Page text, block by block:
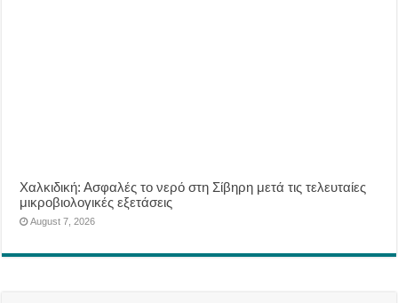
Χαλκιδική: Ασφαλές το νερό στη Σίβηρη μετά τις τελευταίες
μικροβιολογικές εξετάσεις
August 7, 2026